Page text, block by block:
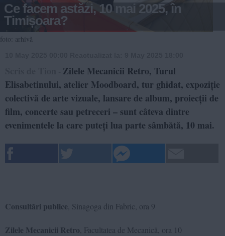
Ce facem astăzi, 10 mai 2025, în
Timișoara?
foto: arhivă
- Zilele Mecanicii Retro, Turul
Elisabetinului, atelier Moodboard, tur ghidat, expoziție
colectivă de arte vizuale, lansare de album, proiecții de
film, concerte sau petreceri – sunt câteva dintre
evenimentele la care puteți lua parte sâmbătă, 10 mai.
Consultări publice , Sinagoga din Fabric, ora 9
Zilele Mecanicii Retro , Facultatea de Mecanică, ora 10